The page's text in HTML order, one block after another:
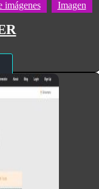
imágenes Imagen